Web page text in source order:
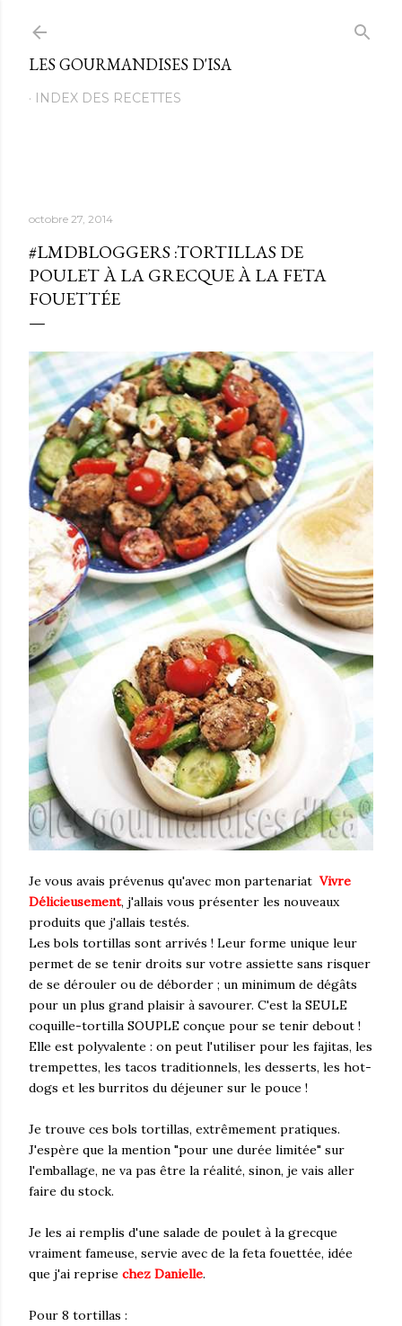
LES GOURMANDISES D'ISA
INDEX DES RECETTES
octobre 27, 2014
#LMDBLOGGERS :TORTILLAS DE
POULET À LA GRECQUE À LA FETA
FOUETTÉE
Je vous avais prévenus qu'avec mon partenariat Vivre
Délicieusement, j'allais vous présenter les nouveaux
produits que j'allais testés.
Les bols tortillas sont arrivés ! Leur forme unique leur
permet de se tenir droits sur votre assiette sans risquer
de se dérouler ou de déborder ; un minimum de dégâts
pour un plus grand plaisir à savourer. C'est la SEULE
coquille-tortilla SOUPLE conçue pour se tenir debout !
Elle est polyvalente : on peut l'utiliser pour les fajitas, les
trempettes, les tacos traditionnels, les desserts, les hot-
dogs et les burritos du déjeuner sur le pouce !
Je trouve ces bols tortillas, extrêmement pratiques.
J'espère que la mention "pour une durée limitée" sur
l'emballage, ne va pas être la réalité, sinon, je vais aller
faire du stock.
Je les ai remplis d'une salade de poulet à la grecque
vraiment fameuse, servie avec de la feta fouettée, idée
que j'ai reprise chez Danielle.
Pour 8 tortillas :